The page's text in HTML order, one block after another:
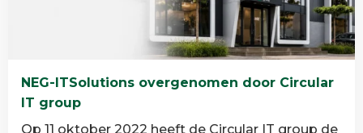
gecertificeerde
ITAD-
aanbieder
NEG-ITSolutions overgenomen door Circular
IT group
Op 11 oktober 2022 heeft de Circular IT group de